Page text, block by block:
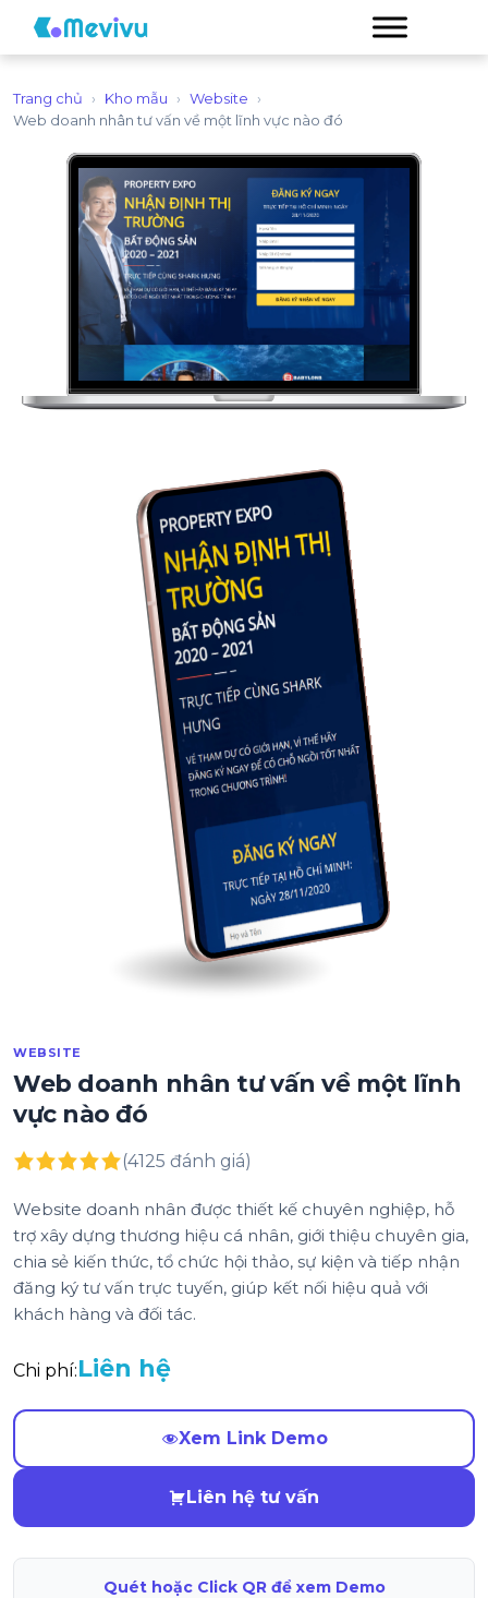
Trang chủ › Kho mẫu › Website
›
Web doanh nhân tư vấn về một lĩnh vực nào đó
WEBSITE
Web doanh nhân tư vấn về một lĩnh
vực nào đó
(4125 đánh giá)
Website doanh nhân được thiết kế chuyên nghiệp, hỗ
trợ xây dựng thương hiệu cá nhân, giới thiệu chuyên gia,
chia sẻ kiến thức, tổ chức hội thảo, sự kiện và tiếp nhận
đăng ký tư vấn trực tuyến, giúp kết nối hiệu quả với
khách hàng và đối tác.
Chi phí:Liên hệ
Xem Link Demo
Liên hệ tư vấn
Quét hoặc Click QR để xem Demo